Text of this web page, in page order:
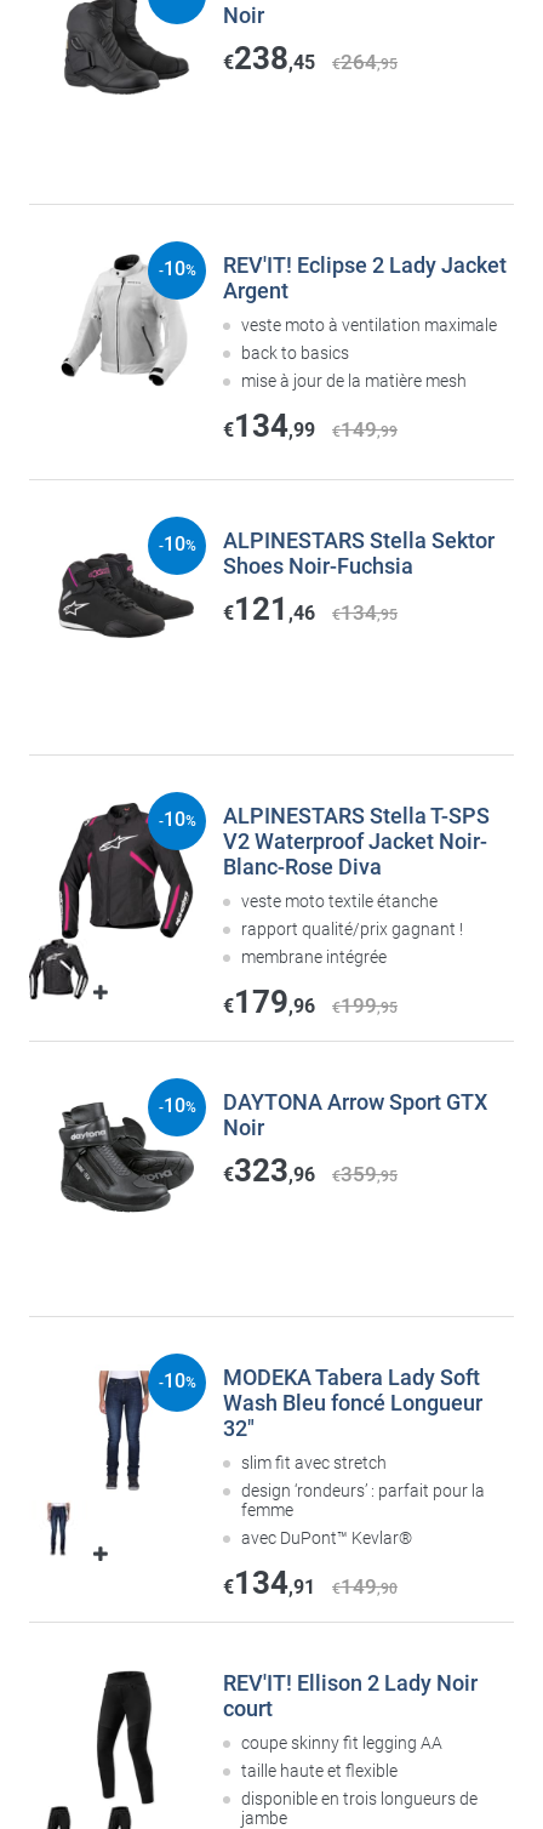
Noir
€238,45 €264,95
REV'IT! Eclipse 2 Lady Jacket
Argent
veste moto à ventilation maximale
back to basics
mise à jour de la matière mesh
€134,99 €149,99
-10%
ALPINESTARS Stella Sektor
Shoes Noir-Fuchsia
€121 ,46 €134,95
-10%
ALPINESTARS Stella T-SPS
V2 Waterproof Jacket Noir-
Blanc-Rose Diva
veste moto textile étanche
rapport qualité/prix gagnant !
membrane intégrée
€179,96 €199,95
-10%
DAYTONA Arrow Sport GTX
Noir
€323,96 €359,95
-10%
MODEKA Tabera Lady Soft
Wash Bleu foncé Longueur
32"
slim fit avec stretch
design ‘rondeurs’ : parfait pour la
femme
avec DuPont™ Kevlar®
€134,91 €149,90
-10%
REV'IT! Ellison 2 Lady Noir
court
coupe skinny fit legging AA
taille haute et flexible
disponible en trois longueurs de
jambe